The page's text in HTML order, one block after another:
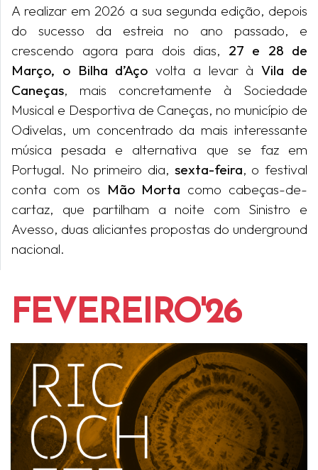
A realizar em 2026 a sua segunda edição, depois
do sucesso da estreia no ano passado, e
crescendo agora para dois dias, 27 e 28 de
Março, o Bilha d’Aço volta a levar àVila de
Caneças, mais concretamente à Sociedade
Musical e Desportiva de Caneças, no município de
Odivelas, um concentrado da mais interessante
música pesada e alternativa que se faz em
Portugal. No primeiro dia, sexta-feira, o festival
conta com os Mão Morta como cabeças-de-
cartaz, que partilham a noite com Sinistro e
Avesso, duas aliciantes propostas do underground
nacional.
FEVEREIRO'26